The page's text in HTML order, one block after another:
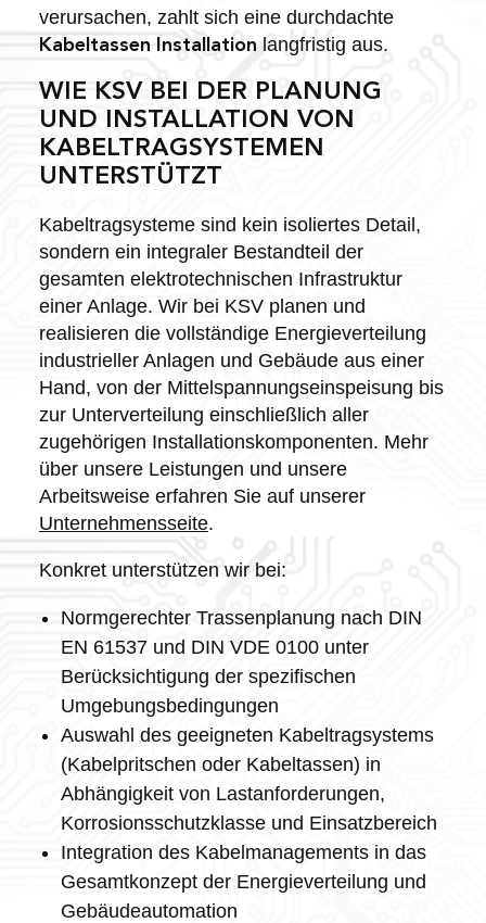
verursachen, zahlt sich eine durchdachte
Kabeltassen Installation langfristig aus.
WIE KSV BEI DER PLANUNG
UND INSTALLATION VON
KABELTRAGSYSTEMEN
UNTERSTÜTZT
Kabeltragsysteme sind kein isoliertes Detail,
sondern ein integraler Bestandteil der
gesamten elektrotechnischen Infrastruktur
einer Anlage. Wir bei KSV planen und
realisieren die vollständige Energieverteilung
industrieller Anlagen und Gebäude aus einer
Hand, von der Mittelspannungseinspeisung bis
zur Unterverteilung einschließlich aller
zugehörigen Installationskomponenten. Mehr
über unsere Leistungen und unsere
Arbeitsweise erfahren Sie auf unserer
Unternehmensseite.
Konkret unterstützen wir bei:
Normgerechter Trassenplanung nach DIN
EN 61537 und DIN VDE 0100 unter
Berücksichtigung der spezifischen
Umgebungsbedingungen
Auswahl des geeigneten Kabeltragsystems
(Kabelpritschen oder Kabeltassen) in
Abhängigkeit von Lastanforderungen,
Korrosionsschutzklasse und Einsatzbereich
Integration des Kabelmanagements in das
Gesamtkonzept der Energieverteilung und
Gebäudeautomation